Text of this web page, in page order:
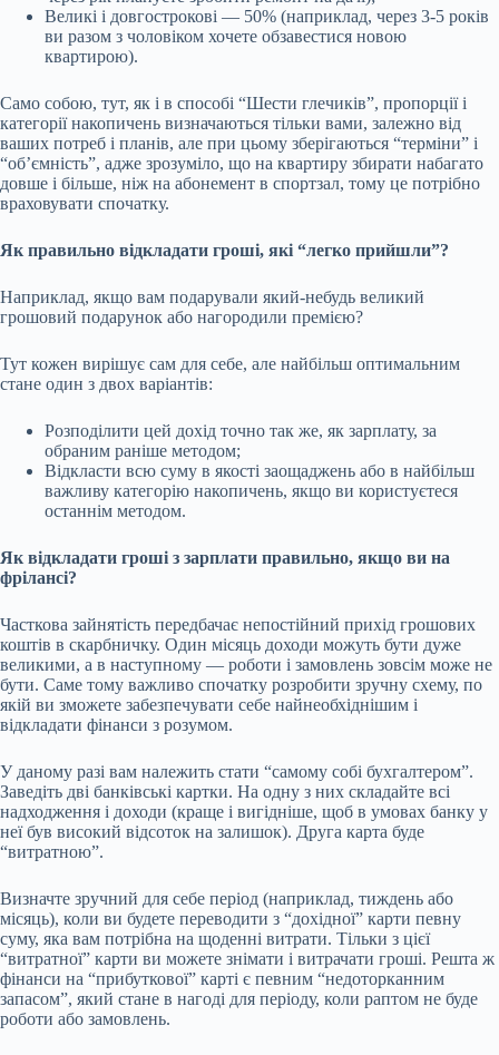
Великі і довгострокові — 50% (наприклад, через 3-5 років
ви разом з чоловіком хочете обзавестися новою
квартирою).
Само собою, тут, як і в способі “Шести глечиків”, пропорції і
категорії накопичень визначаються тільки вами, залежно від
ваших потреб і планів, але при цьому зберігаються “терміни” і
“об’ємність”, адже зрозуміло, що на квартиру збирати набагато
довше і більше, ніж на абонемент в спортзал, тому це потрібно
враховувати спочатку.
Як правильно відкладати гроші, які “легко прийшли”?
Наприклад, якщо вам подарували який-небудь великий
грошовий подарунок або нагородили премією?
Тут кожен вирішує сам для себе, але найбільш оптимальним
стане один з двох варіантів:
Розподілити цей дохід точно так же, як зарплату, за
обраним раніше методом;
Відкласти всю суму в якості заощаджень або в найбільш
важливу категорію накопичень, якщо ви користуєтеся
останнім методом.
Як відкладати гроші з зарплати правильно, якщо ви на
фрілансі?
Часткова зайнятість передбачає непостійний прихід грошових
коштів в скарбничку. Один місяць доходи можуть бути дуже
великими, а в наступному — роботи і замовлень зовсім може не
бути. Саме тому важливо спочатку розробити зручну схему, по
якій ви зможете забезпечувати себе найнеобхіднішим і
відкладати фінанси з розумом.
У даному разі вам належить стати “самому собі бухгалтером”.
Заведіть дві банківські картки. На одну з них складайте всі
надходження і доходи (краще і вигідніше, щоб в умовах банку у
неї був високий відсоток на залишок). Друга карта буде
“витратною”.
Визначте зручний для себе період (наприклад, тиждень або
місяць), коли ви будете переводити з “дохідної” карти певну
суму, яка вам потрібна на щоденні витрати. Тільки з цієї
“витратної” карти ви можете знімати і витрачати гроші. Решта ж
фінанси на “прибуткової” карті є певним “недоторканним
запасом”, який стане в нагоді для періоду, коли раптом не буде
роботи або замовлень.